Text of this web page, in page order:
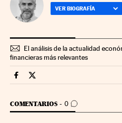
VER BIOGRAFÍA
El análisis de la actualidad
financieras más relevantes
Companias Cinco Días en
Companias Cinco Días en
COMENTARIOS 0
IR A LOS COMENTARIOS